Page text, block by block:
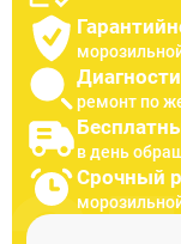
ремонт по
в день
Срочный